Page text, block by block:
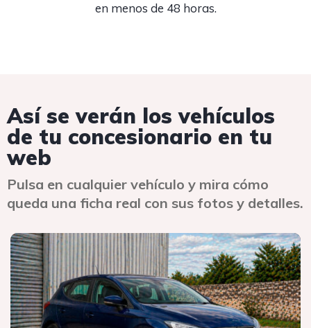
en menos de 48 horas.
Así se verán los vehículos
de tu concesionario en tu
web
Pulsa en cualquier vehículo y mira cómo
queda una ficha real con sus fotos y detalles.